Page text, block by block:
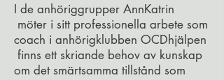
I de anhöriggrupper AnnKatrin
möter i sitt professionella arbete som
coach i anhörigklubben OCDhjälpen
finns ett skriande behov av kunskap
om det smärtsamma tillstånd som